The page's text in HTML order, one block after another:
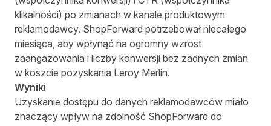
klikalności) po zmianach w kanale produktowym
reklamodawcy. ShopForward potrzebował niecałego
miesiąca, aby wpłynąć na ogromny wzrost
zaangażowania i liczby konwersji bez żadnych zmian
w koszcie pozyskania Leroy Merlin.
Wyniki
Uzyskanie dostępu do danych reklamodawców miało
znaczący wpływ na zdolność ShopForward do